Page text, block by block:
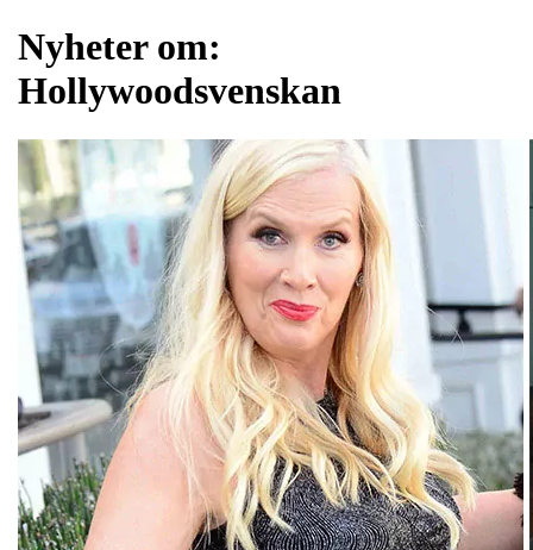
Nyheter om:
Hollywoodsvenskan